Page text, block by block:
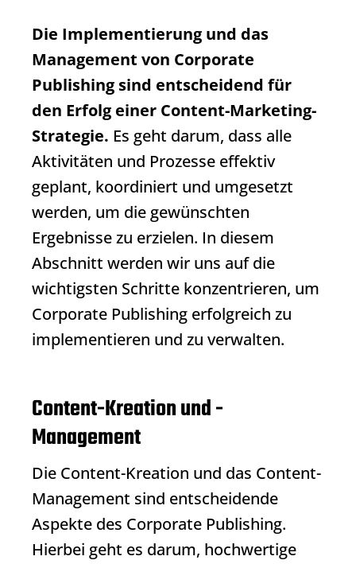
Die Implementierung und das
Management von Corporate
Publishing sind entscheidend für
den Erfolg einer Content-Marketing-
Strategie. Es geht darum, dass alle
Aktivitäten und Prozesse effektiv
geplant, koordiniert und umgesetzt
werden, um die gewünschten
Ergebnisse zu erzielen. In diesem
Abschnitt werden wir uns auf die
wichtigsten Schritte konzentrieren, um
Corporate Publishing erfolgreich zu
implementieren und zu verwalten.
Content-Kreation und -
Management
Die Content-Kreation und das Content-
Management sind entscheidende
Aspekte des Corporate Publishing.
Hierbei geht es darum, hochwertige